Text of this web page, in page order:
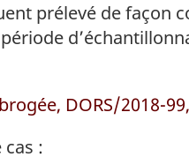
prélevé de façon
DORS/2018-
: